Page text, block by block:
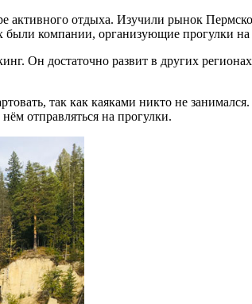
отдыха. Изучили рынок
компании, организующие прогулки на
Он достаточно развит в других
так как каяками никто не
отправляться на прогулки.